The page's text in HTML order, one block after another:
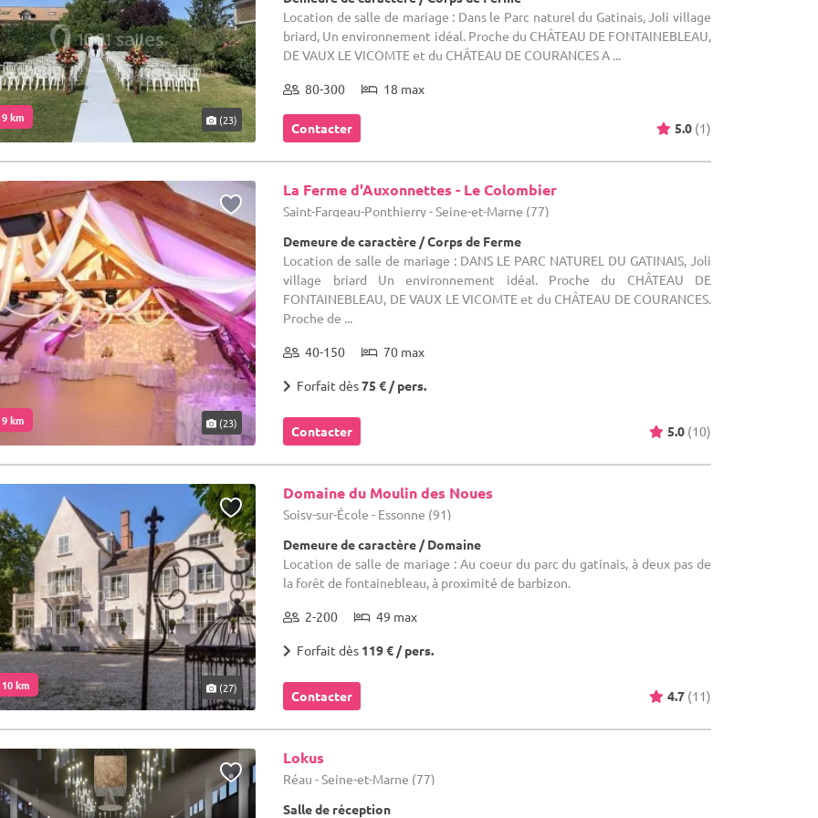
km (23)
Location de salle de mariage : Dans le Parc naturel du Gatinais, Joli village
briard, Un environnement idéal. Proche du CHÂTEAU DE FONTAINEBLEAU,
DE VAUX LE VICOMTE et du CHÂTEAU DE COURANCES A ...
80-300 18 max
Contacter 5.0 (1)
km (23)
La Ferme d'Auxonnettes - Le Colombier
Saint-Fargeau-Ponthierry - Seine-et-Marne (77)
Demeure de caractère / Corps de Ferme
Location de salle de mariage : DANS LE PARC NATUREL DU GATINAIS, Joli
village briard Un environnement idéal. Proche du CHÂTEAU DE
FONTAINEBLEAU, DE VAUX LE VICOMTE et du CHÂTEAU DE COURANCES.
Proche de ...
40-150 70 max
Forfait dès75 € / pers.
Contacter 5.0 (10)
km (27)
Domaine du Moulin des Noues
Soisy-sur-École - Essonne (91)
Demeure de caractère / Domaine
Location de salle de mariage : Au coeur du parc du gatinais, à deux pas de
la forêt de fontainebleau, à proximité de barbizon.
2-200 49 max
Forfait dès 119 € / pers.
Contacter 4.7 (11)
Lokus
Réau - Seine-et-Marne (77)
Salle de réception